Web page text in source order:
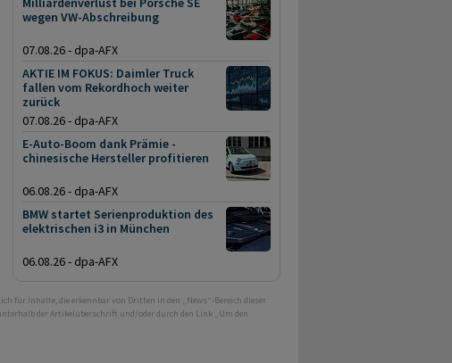
wegen VW-Abschreibung
07.08.26 - dpa-AFX
AKTIE IM FOKUS: Daimler Truck
fallen vom Rekordhoch weiter
zurück
07.08.26 - dpa-AFX
E-Auto-Boom dank Prämie -
chinesische Hersteller profitieren
06.08.26 - dpa-AFX
BMW startet Serienproduktion des
elektrischen i3 in München
06.08.26 - dpa-AFX
für Inhalte, die erkennbar von Dritten in den „News“-Bereich dieser
der Artikelüberschrift und/oder durch den Link „Um den